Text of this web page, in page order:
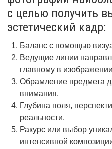
с целью получить
эстетический кадр:
Баланс с помощью
Ведущие линии
главному в
Обрамление предмета
внимания.
Глубина поля,
реальности.
Ракурс или выбор
интенсивной